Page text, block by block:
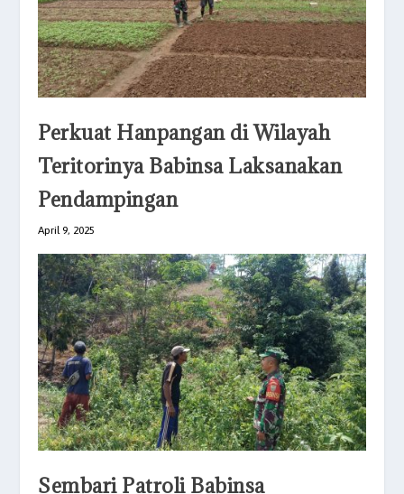
Perkuat Hanpangan di Wilayah
Teritorinya Babinsa Laksanakan
Pendampingan
April 9, 2025
Sembari Patroli Babinsa